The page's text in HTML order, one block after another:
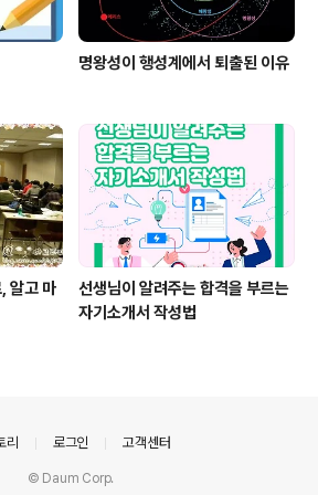
명왕성이 행성계에서 퇴출된 이유
알고 마
선생님이 알려주는 합격을 부르는
자기소개서 작성법
리 로그인 고객센터
© Daum Corp.